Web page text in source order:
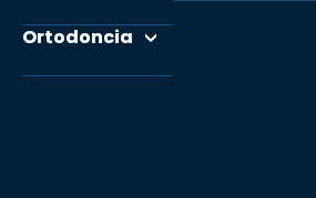
Ortodoncia